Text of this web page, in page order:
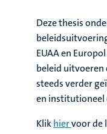
Deze thesis
EUAA en
beleid uitvoeren
steeds verder
en institutioneel
Klikhiervoor de